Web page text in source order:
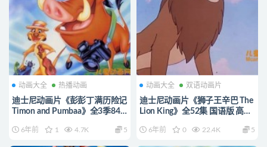
动画大全 热播动画
迪士尼动画片《彭彭丁满历险记
Timon and Pumbaa》全3季84
动画片彭彭丁满全集下载
6年前 1 4.7K 5
动画大全 双语动画片
迪士尼动画片《狮子王辛巴 The
Lion King》全52集 国语版 高
巴下载
6年前 0 22.4K 5